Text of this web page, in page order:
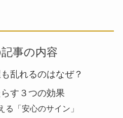
事の内容
乱れるのはなぜ？
す３つの効果
る「安心のサイン」